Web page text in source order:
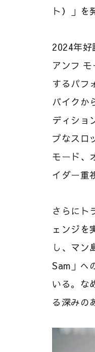
ト）」を
2024年
アンフ
するパフ
バイクか
ディショ
プなスロ
モード、
イダー重
さらにト
ェンジを
し、マン
Sam」へ
いる。な
る深みの